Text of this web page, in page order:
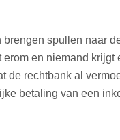
spullen naar
en niemand
rechtbank al
betaling van een